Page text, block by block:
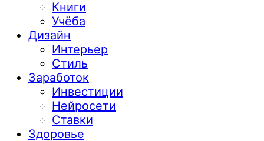
Книги
Учёба
Дизайн
Интерьер
Стиль
Заработок
Инвестиции
Нейросети
Ставки
Здоровье